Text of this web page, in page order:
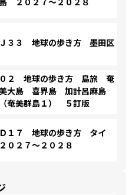
Ｊ３３ 地球の歩き方 墨田区
０２ 地球の歩き方 島旅 奄
大島 喜界島 加計呂麻島
（奄美群島１） ５訂版
Ｄ１７ 地球の歩き方 タイ
２０２７～２０２８